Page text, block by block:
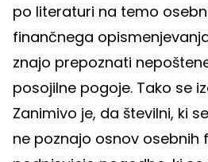
po literaturi na temo
finančnega
znajo prepoznati
posojilne pogoje. Tako se
Zanimivo je, da številni, ki
ne poznajo osnov osebnih